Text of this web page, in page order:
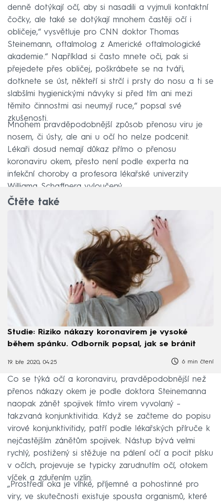
denně dotýkají očí, aby si nasadili a vyjmuli kontaktní
čočky, ale také se dotýkají mnohem častěji očí i
obličeje,“ vysvětluje pro CNN doktor Thomas
Steinemann, oftalmolog z Americké oftalmologické
akademie.“ Například si často mnete oči, pak si
přejedete přes obličej, poškrábete se na tváři,
dotknete se úst, někteří si strčí i prsty do nosu a ti se
slabšími hygienickými návyky si před tím ani mezi
těmito činnostmi asi neumyjí ruce,“ popsal své
zkušenosti.
Mnohem pravděpodobnější způsob přenosu viru je
nosem, či ústy, ale ani u očí ho nelze podcenit.
Lékaři dosud nemají důkaz přímo o přenosu
koronaviru okem, přesto není podle experta na
infekční choroby a profesora lékařské univerzity
Williama Schaffnera vyloučený.
Čtěte také
Studie: Riziko nákazy koronavirem je vysoké
během spánku. Odborník popsal, jak se bránit
19. bře 2020, 04:25 6 min čtení
Co se týká očí a koronaviru, pravděpodobnější než
přenos nákazy okem je podle doktora Steinemanna
naopak zánět spojivek tímto virem vyvolaný –
takzvaná konjunktivitida. Když se začteme do popisu
virové konjunktivitidy, patří podle lékařských příruče k
nejčastějším zánětům spojivek. Nástup bývá velmi
rychlý, postižený si stěžuje na pálení očí a pocit písku
v očích, projevuje se typicky zarudnutím očí, otokem
víček a zduřením uzlin.
„Prostředí oka je vlhké, příjemné a pohostinné pro
viry, ve skutečnosti existuje spousta organismů, které